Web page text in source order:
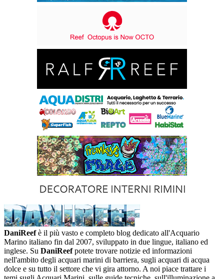
DaniReefè il più vasto e completo blog dedicato all'Acquario
Marino italiano fin dal 2007, sviluppato in due lingue, italiano ed
inglese. Su DaniReefpotete trovare notizie ed informazioni
nell'ambito degli acquari marini di barriera, sugli acquari di acqua
dolce e su tutto il settore che vi gira attorno. A noi piace trattare i